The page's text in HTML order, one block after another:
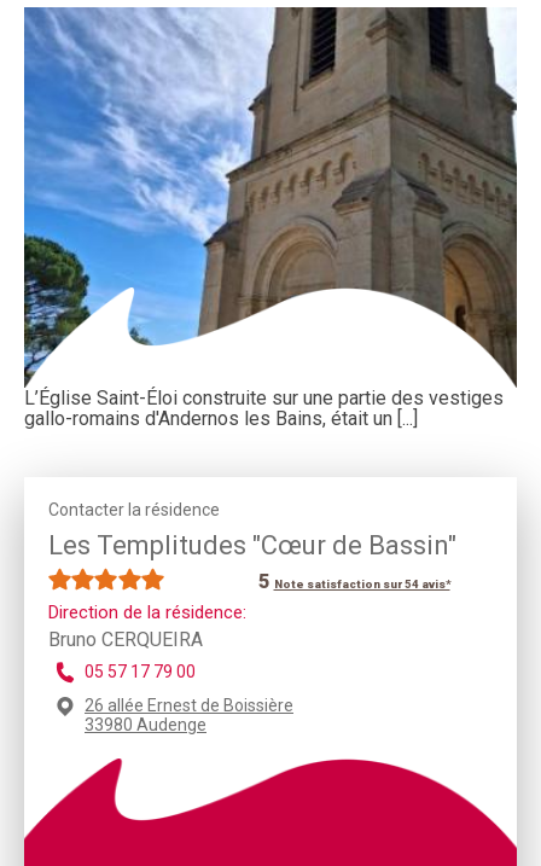
L’Église Saint-Éloi construite sur une partie des vestiges
gallo-romains d'Andernos les Bains, était un [...]
Contacter la résidence
Les Templitudes "Cœur de Bassin"
5 Note satisfaction sur 54 avis*
Direction de la résidence:
Bruno CERQUEIRA
05 57 17 79 00
26 allée Ernest de Boissière
33980 Audenge